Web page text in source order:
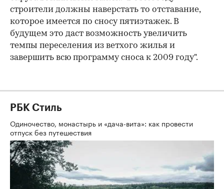
строители должны наверстать то отставание,
которое имеется по сносу пятиэтажек. В
будущем это даст возможность увеличить
темпы переселения из ветхого жилья и
завершить всю программу сноса к 2009 году".
РБК Стиль
Одиночество, монастырь и «дача-вита»: как провести
отпуск без путешествия